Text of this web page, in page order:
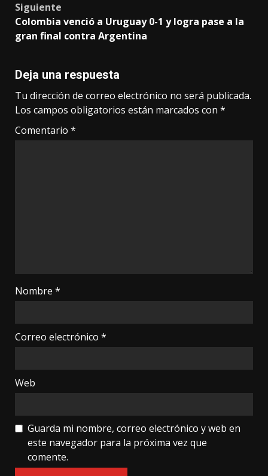
Siguiente
Colombia venció a Uruguay 0-1 y logra pase a la
gran final contra Argentina
Deja una respuesta
Tu dirección de correo electrónico no será publicada.
Los campos obligatorios están marcados con *
Comentario *
Nombre *
Correo electrónico *
Web
Guarda mi nombre, correo electrónico y web en
este navegador para la próxima vez que
comente.